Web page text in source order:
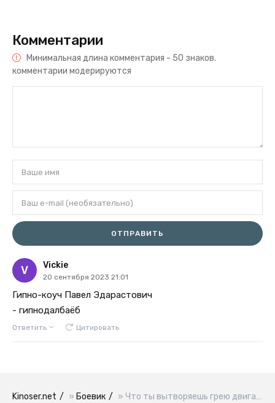
Комментарии
Минимальная длина комментария - 50 знаков.
комментарии модерируются
ОТПРАВИТЬ
V Vickie
20 сентября 2023 21:01
Гипно-коуч Павел Эдарастович
- гипнодалбаёб
Ответить Цитировать
Kinoser.net » Боевик » Что ты вытворяешь грею двигатель мустанг как называется фильм